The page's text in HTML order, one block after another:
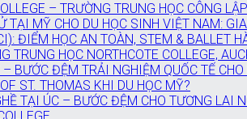
– TRƯỜNG TRUNG HỌC CÔNG
TẠI MỸ CHO DU HỌC SINH VIỆT NAM:
ĐIỂM HỌC AN TOÀN, STEM & BALLET
TRUNG HỌC NORTHCOTE COLLEGE,
BƯỚC ĐỆM TRẢI NGHIỆM QUỐC TẾ
ST. THOMAS KHI DU HỌC MỸ?
TẠI ÚC – BƯỚC ĐỆM CHO TƯƠNG LAI